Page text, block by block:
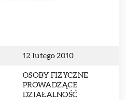
12 lutego 2010
OSOBY FIZYCZNE
PROWADZĄCE
DZIAŁALNOŚĆ